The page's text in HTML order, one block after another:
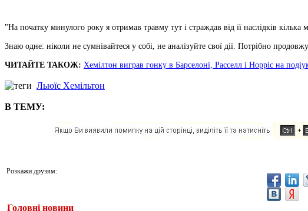
"На початку минулого року я отримав травму тут і страждав від її наслідків кілька
Знаю одне: ніколи не сумнівайтеся у собі, не аналізуйте свої дії. Потрібно
ЧИТАЙТЕ ТАКОЖ: Хемілтон виграв гонку в Барселоні, Расселл і Норріс на
Льюїс Хемільтон
В ТЕМУ:
Розкажи друзям:
Головні новини